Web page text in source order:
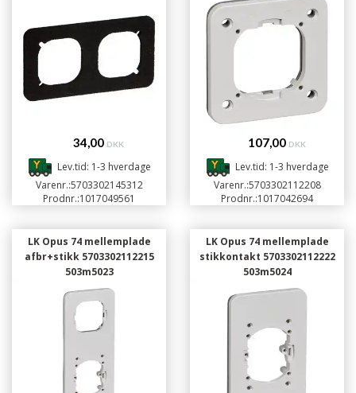
34,00 DKK
Lev.tid: 1-3 hverdage
Varenr.:5703302145312
Prodnr.:1017049561
107,00 DKK
Lev.tid: 1-3 hverdage
Varenr.:5703302112208
Prodnr.:1017042694
LK Opus 74 mellemplade
afbr+stikk 5703302112215
503m5023
LK Opus 74 mellemplade
stikkontakt 5703302112222
503m5024